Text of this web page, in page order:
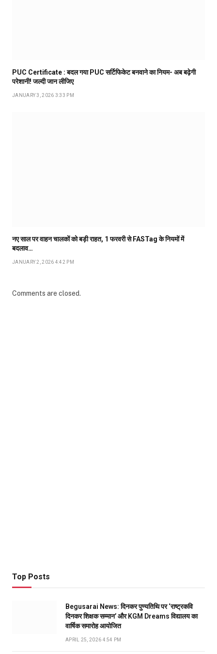
PUC Certificate : बदल गया PUC सर्टिफिकेट बनवाने का नियम- अब बढ़ेगी
परेशानी! जल्दी जान लीजिए
JANUARY 3, 2026 3:33 PM
नए साल पर वाहन चालकों को बड़ी राहत, 1 फरवरी से FASTag के नियमों में
बदलाव…
JANUARY 2, 2026 4:42 PM
Comments are closed.
Top Posts
Begusarai News: दिनकर पुण्यतिथि पर ‘राष्ट्रकवि
दिनकर शिक्षक सम्मान’ और KGM Dreams विद्यालय का
वार्षिक समारोह आयोजित
APRIL 25, 2026 4:54 PM